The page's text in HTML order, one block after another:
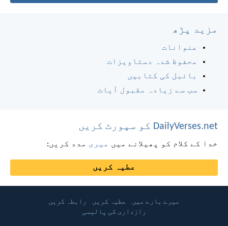
مزید پڑھ
عنوانات
محفوظ شدہ دستاویزات
بائبل کی کتابیں
سب سے زیادہ مقبول آیات
DailyVerses.net کو سپورٹ کریں
خدا کے کلام کو پھیلانے میں میری مدد کریں:
عطیہ کریں
میرے بارے میں عطیہ کریں
رابطہ کریں
رازداری کی پالیسی